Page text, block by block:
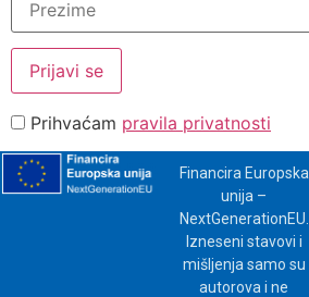
Prihvaćam pravila privatnosti
Financira Europska
unija –
NextGenerationEU.
Izneseni stavovi i
mišljenja samo su
autorova i ne